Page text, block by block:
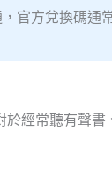
官方兌換碼通
經常聽有聲書